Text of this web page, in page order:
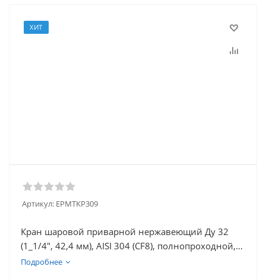
ХИТ
Артикул: EPMTKP309
Кран шаровой приварной нержавеющий Ду 32
(1_1/4", 42,4 мм), AISI 304 (CF8), полнопроходной,
трехсоставной (3PC), разборный, с блокировкой
Подробнее